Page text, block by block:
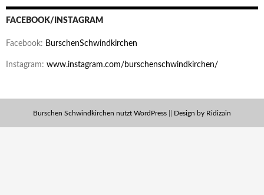
FACEBOOK/INSTAGRAM
Facebook: BurschenSchwindkirchen
Instagram: www.instagram.com/burschenschwindkirchen/
Burschen Schwindkirchen nutzt WordPress Design by Ridizain